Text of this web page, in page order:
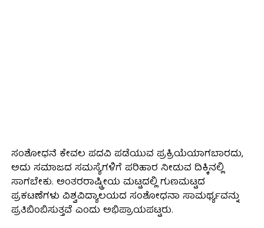
ಸಂಶೋಧನೆ ಕೇವಲ ಪದವಿ ಪಡೆಯುವ ಪ್ರಕ್ರಿಯೆಯಾಗಬಾರದು,
ಅದು ಸಮಾಜದ ಸಮಸ್ಯೆಗಳಿಗೆ ಪರಿಹಾರ ನೀಡುವ ದಿಕ್ಕಿನಲ್ಲಿ
ಸಾಗಬೇಕು. ಅಂತರರಾಷ್ಟ್ರೀಯ ಮಟ್ಟದಲ್ಲಿ ಗುಣಮಟ್ಟದ
ಪ್ರಕಟಣೆಗಳು ವಿಶ್ವವಿದ್ಯಾಲಯದ ಸಂಶೋಧನಾ ಸಾಮರ್ಥ್ಯವನ್ನು
ಪ್ರತಿಬಿಂಬಿಸುತ್ತವೆ ಎಂದು ಅಭಿಪ್ರಾಯಪಟ್ಟರು.